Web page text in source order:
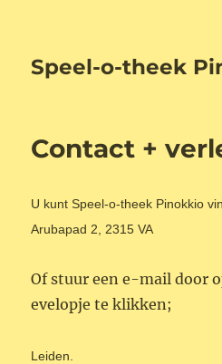
Speel-o-theek
Contact +
U kunt Speel-o-theek Pinokkio
Arubapad 2, 2315 VA
Of stuur een e-mail door
evelopje te klikken;
Leiden.